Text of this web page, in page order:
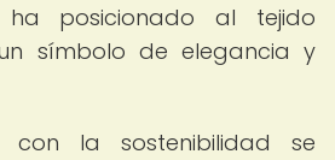
ha posicionado al tejido
símbolo de elegancia y
con la sostenibilidad se